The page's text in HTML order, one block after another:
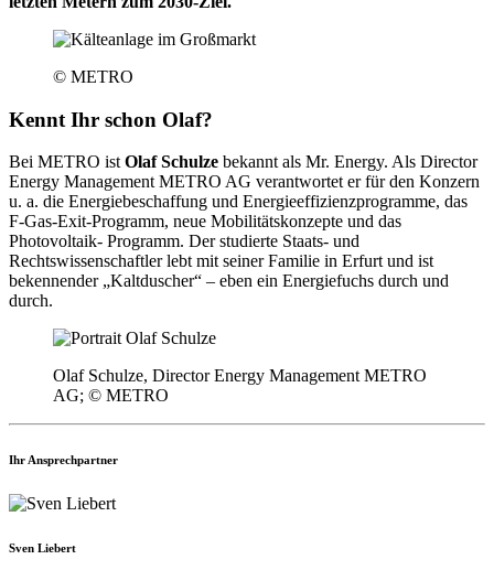
© METRO
Kennt Ihr schon Olaf?
Bei METRO ist Olaf Schulze bekannt als Mr. Energy. Als Director
Energy Management METRO AG verantwortet er für den Konzern
u. a. die Energiebeschaffung und Energieeffizienzprogramme, das
F-Gas-Exit-Programm, neue Mobilitätskonzepte und das
Photovoltaik- Programm. Der studierte Staats- und
Rechtswissenschaftler lebt mit seiner Familie in Erfurt und ist
bekennender „Kaltduscher“ – eben ein Energiefuchs durch und
durch.
Olaf Schulze, Director Energy Management METRO
AG; © METRO
Ihr Ansprechpartner
Sven Liebert